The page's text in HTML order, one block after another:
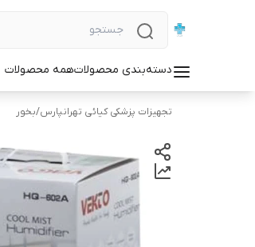
دسته‌بندی محصولاتهمه محصولات
تجهیزات پزشکی کیائی تهرانپارس/بخور